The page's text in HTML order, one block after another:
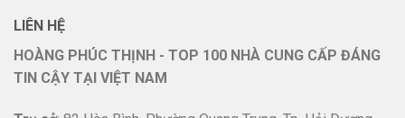
LIÊN HỆ
HOÀNG PHÚC THỊNH - TOP 100 NHÀ CUNG CẤP ĐÁNG
TIN CẬY TẠI VIỆT NAM